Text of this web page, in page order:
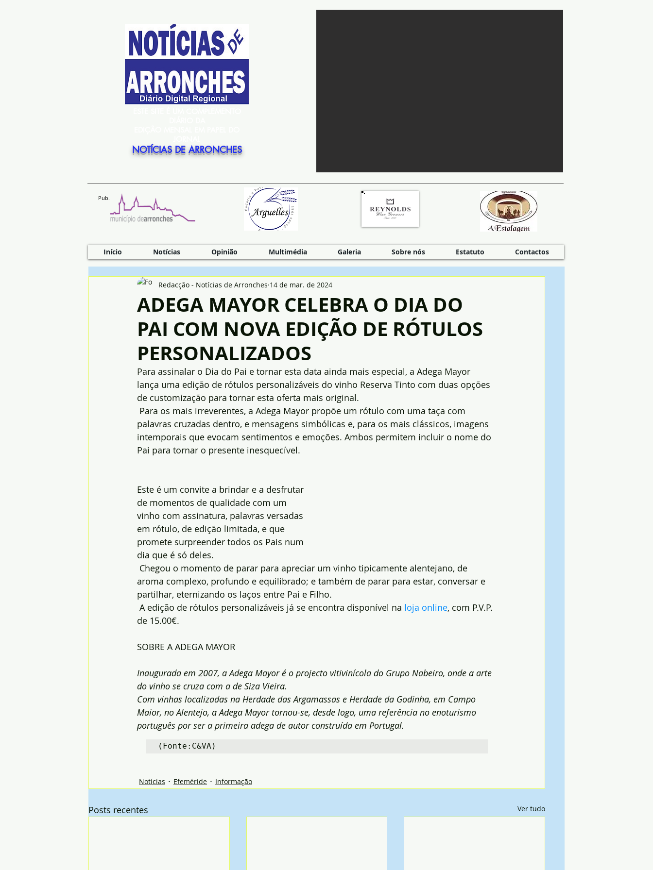
NOTÍCIAS DE ARRONCHES
Pub.
Início Notícias Opinião Multimédia Galeria Sobre nós Estatuto Contactos
ADEGA MAYOR CELEBRA O DIA DO
PAI COM NOVA EDIÇÃO DE RÓTULOS
PERSONALIZADOS
Redacção - Notícias de Arronches 14 de mar. de 2024
Para assinalar o Dia do Pai e tornar esta data ainda mais especial, a Adega Mayor
lança uma edição de rótulos personalizáveis do vinho Reserva Tinto com duas opções
de customização para tornar esta oferta mais original.
Para os mais irreverentes, a Adega Mayor propõe um rótulo com uma taça com
palavras cruzadas dentro, e mensagens simbólicas e, para os mais clássicos, imagens
intemporais que evocam sentimentos e emoções. Ambos permitem incluir o nome do
Pai para tornar o presente inesquecível.
Este é um convite a brindar e a desfrutar
de momentos de qualidade com um
vinho com assinatura, palavras versadas
em rótulo, de edição limitada, e que
promete surpreender todos os Pais num
dia que é só deles.
Chegou o momento de parar para apreciar um vinho tipicamente alentejano, de
aroma complexo, profundo e equilibrado; e também de parar para estar, conversar e
partilhar, eternizando os laços entre Pai e Filho.
A edição de rótulos personalizáveis já se encontra disponível na loja online, com P.V.P.
de 15.00€.
SOBRE A ADEGA MAYOR
Inaugurada em 2007, a Adega Mayor é o projecto vitivinícola do Grupo Nabeiro, onde a arte
do vinho se cruza com a de Siza Vieira.
Com vinhas localizadas na Herdade das Argamassas e Herdade da Godinha, em Campo
Maior, no Alentejo, a Adega Mayor tornou-se, desde logo, uma referência no enoturismo
português por ser a primeira adega de autor construída em Portugal.
(Fonte:C&VA)
Notícias Efeméride Informação
Posts recentes Ver tudo